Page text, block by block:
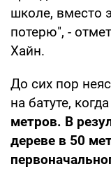
школе, вместо
потерю", -
Хайн.
До сих пор
на батуте, когда
метров. В
дереве в 50